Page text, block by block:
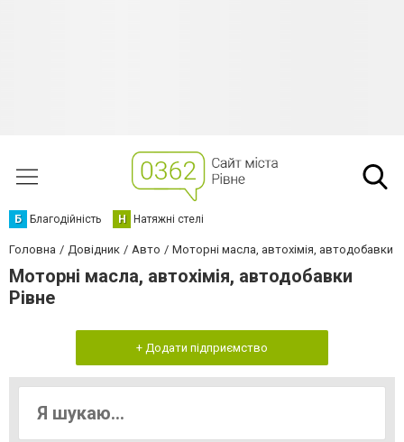
Б Благодійність Н Натяжні стелі
Головна Довідник Авто Моторні масла, автохімія, автодобавки
Моторні масла, автохімія, автодобавки
Рівне
+ Додати підприємство